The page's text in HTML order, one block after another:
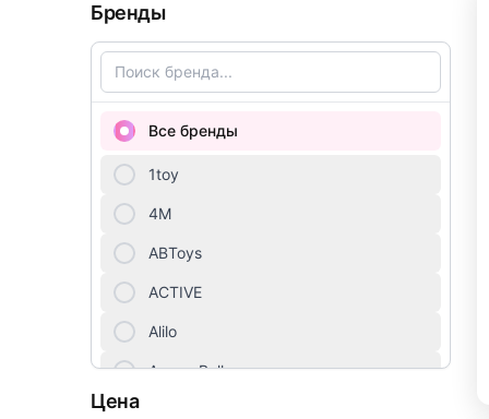
Животные, динозавры, драконы на
батарейках
Игровые наборы для девочек
Игровые наборы для мальчиков
Книги
Конструкторы
Куклы
Мебель для детей
Мягкие игрушки
Бренды
Все бренды
1toy
4М
ABToys
ACTIVE
Alilo
Amore Bello
Цена